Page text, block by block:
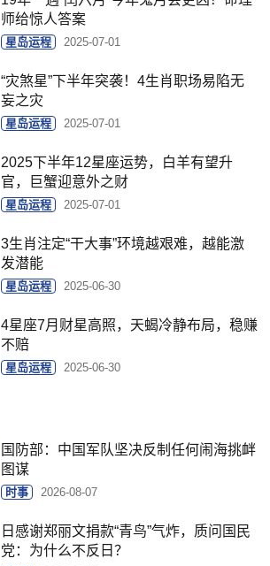
师给惊人答案
星岛运程 2025-07-01
“灾煞星”下半年突袭！4生肖职场易陷无
妄之灾
星岛运程 2025-07-01
2025下半年12星座运势，白羊有望升
官，巨蟹迎意外之财
星岛运程 2025-07-01
3生肖注定“干大事”环境越艰难，越能激
发潜能
星岛运程 2025-06-30
4星座7月财星高照，天蝎冷静布局，稳赚
不赔
星岛运程 2025-06-30
国防部：中国军队坚决反制任何闹海挑衅
图谋
时事 2026-08-07
日感谢郑丽文捐款“青鸟”气炸，质问国民
党：为什么不反日？